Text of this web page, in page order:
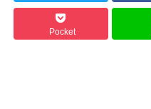
Pocket